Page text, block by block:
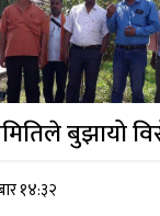
बुझायो
१४:३२